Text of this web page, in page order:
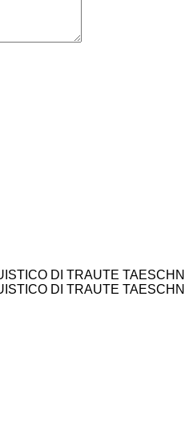
DI TRAUTE
DI TRAUTE